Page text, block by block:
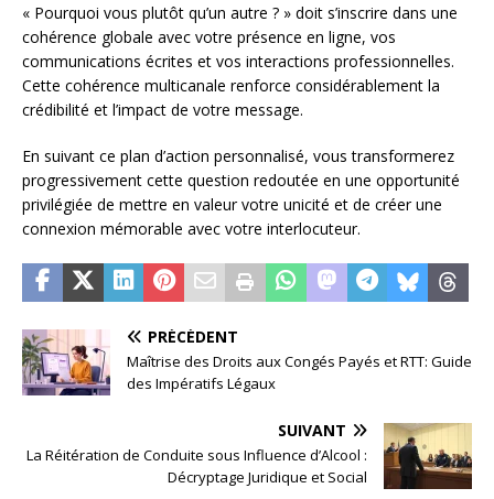
« Pourquoi vous plutôt qu’un autre ? » doit s’inscrire dans une
cohérence globale avec votre présence en ligne, vos
communications écrites et vos interactions professionnelles.
Cette cohérence multicanale renforce considérablement la
crédibilité et l’impact de votre message.
En suivant ce plan d’action personnalisé, vous transformerez
progressivement cette question redoutée en une opportunité
privilégiée de mettre en valeur votre unicité et de créer une
connexion mémorable avec votre interlocuteur.
PRÉCÉDENT
Maîtrise des Droits aux Congés Payés et RTT: Guide
des Impératifs Légaux
SUIVANT
La Réitération de Conduite sous Influence d’Alcool :
Décryptage Juridique et Social